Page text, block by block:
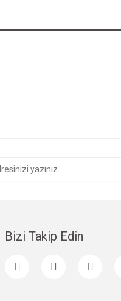
Bizi Takip Edin